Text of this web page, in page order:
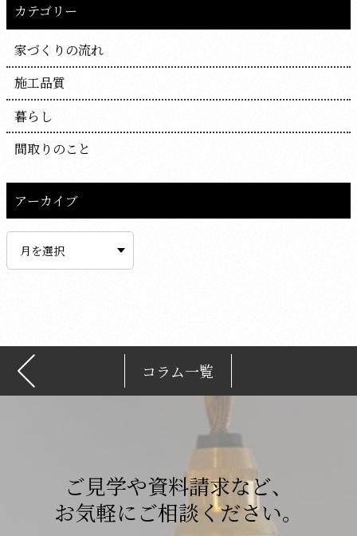
カテゴリー
家づくりの流れ
施工品質
暮らし
間取りのこと
アーカイブ
イ
コラム一覧
ご見学や資料請求など、
お気軽にご相談ください。